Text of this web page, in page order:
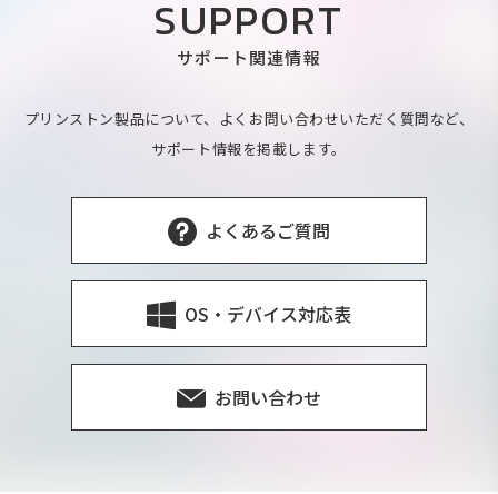
SUPPORT
サポート関連情報
プリンストン製品について、よくお問い合わせいただく質問など、
サポート情報を掲載します。
よくあるご質問
OS・デバイス対応表
お問い合わせ